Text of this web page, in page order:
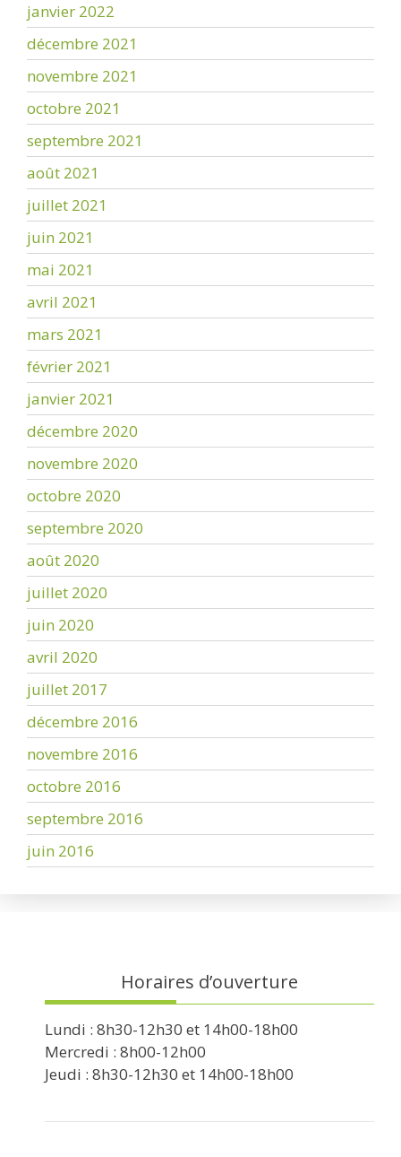
janvier 2022
décembre 2021
novembre 2021
octobre 2021
septembre 2021
août 2021
juillet 2021
juin 2021
mai 2021
avril 2021
mars 2021
février 2021
janvier 2021
décembre 2020
novembre 2020
octobre 2020
septembre 2020
août 2020
juillet 2020
juin 2020
avril 2020
juillet 2017
décembre 2016
novembre 2016
octobre 2016
septembre 2016
juin 2016
Horaires d’ouverture
Lundi : 8h30-12h30 et 14h00-18h00
Mercredi : 8h00-12h00
Jeudi : 8h30-12h30 et 14h00-18h00